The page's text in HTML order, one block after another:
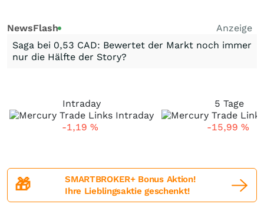
NewsFlash
Anzeige
Saga bei 0,53 CAD: Bewertet der Markt noch immer
nur die Hälfte der Story?
Intraday
-1,19 %
5 Tage
-15,99 %
🎁
SMARTBROKER+ Bonus Aktion!
Ihre Lieblingsaktie geschenkt!